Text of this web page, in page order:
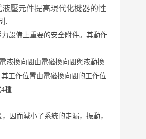
壓元件提高現代化機器的性
.
設備上重要的安全附件。其動作
液換向閥由電磁換向閥與液動換
工作位置由電磁換向閥的工作位
種
因而減小了系統的走漏，振動，